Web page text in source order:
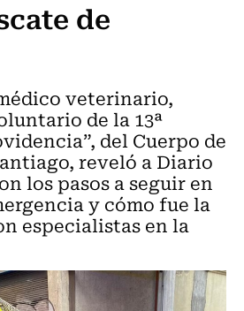
de
veterinario,
de la 13ª
del Cuerpo de
reveló a Diario
los pasos a seguir en
y cómo fue la
especialistas en la